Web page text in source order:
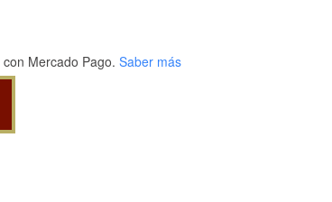
con Mercado Pago. Saber más